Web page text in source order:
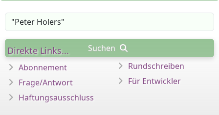
Suchen
Direkte Links...
Abonnement
Frage/Antwort
Haftungsausschluss
Rundschreiben
Für Entwickler